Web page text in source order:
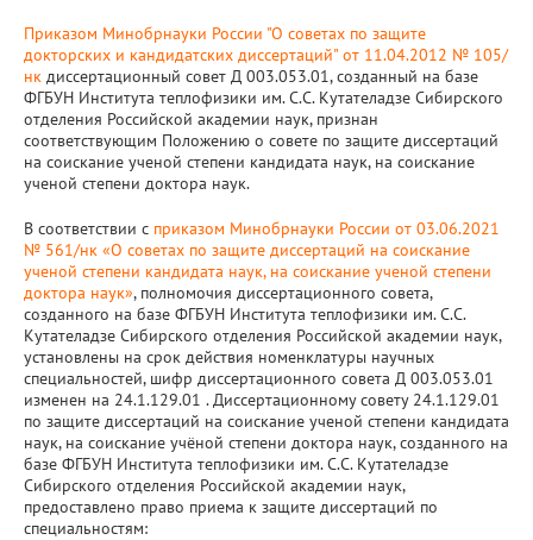
Приказом Минобрнауки России "О советах по защите
докторских и кандидатских диссертаций" от 11.04.2012 № 105/
нк диссертационный совет Д 003.053.01, созданный на базе
ФГБУН Института теплофизики им. С.С. Кутателадзе Сибирского
отделения Российской академии наук, признан
соответствующим Положению о совете по защите диссертаций
на соискание ученой степени кандидата наук, на соискание
ученой степени доктора наук.
В соответствии с приказом Минобрнауки России от 03.06.2021
№ 561/нк «О советах по защите диссертаций на соискание
ученой степени кандидата наук, на соискание ученой степени
доктора наук», полномочия диссертационного совета,
созданного на базе ФГБУН Института теплофизики им. С.С.
Кутателадзе Сибирского отделения Российской академии наук,
установлены на срок действия номенклатуры научных
специальностей, шифр диссертационного совета Д 003.053.01
изменен на 24.1.129.01 . Диссертационному совету 24.1.129.01
по защите диссертаций на соискание ученой степени кандидата
наук, на соискание учёной степени доктора наук, созданного на
базе ФГБУН Института теплофизики им. С.С. Кутателадзе
Сибирского отделения Российской академии наук,
предоставлено право приема к защите диссертаций по
специальностям: